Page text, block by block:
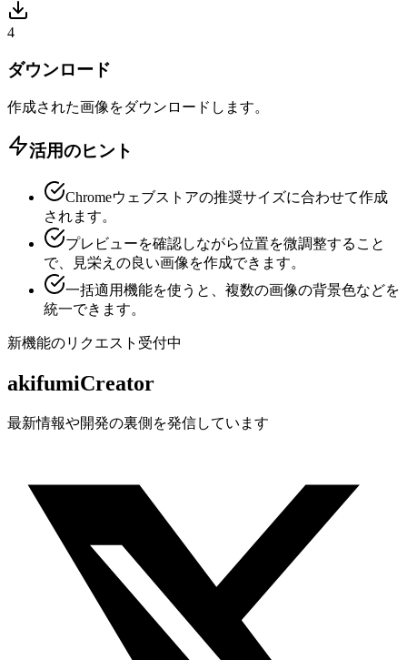
4
ダウンロード
作成された画像をダウンロードします。
活用のヒント
Chromeウェブストアの推奨サイズに合わせて作成
されます。
プレビューを確認しながら位置を微調整すること
で、見栄えの良い画像を作成できます。
一括適用機能を使うと、複数の画像の背景色などを
統一できます。
新機能のリクエスト受付中
akifumiCreator
最新情報や開発の裏側を発信しています